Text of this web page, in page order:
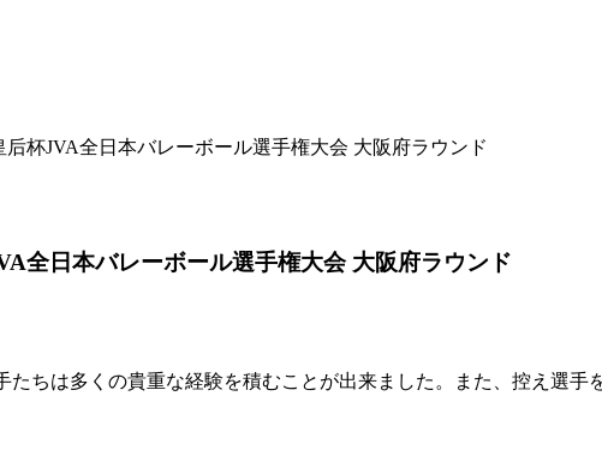
杯JVA全日本バレーボール選手権大会 大阪府ラウンド
全日本バレーボール選手権大会 大阪府ラウンド
ちは多くの貴重な経験を積むことが出来ました。また、控え選